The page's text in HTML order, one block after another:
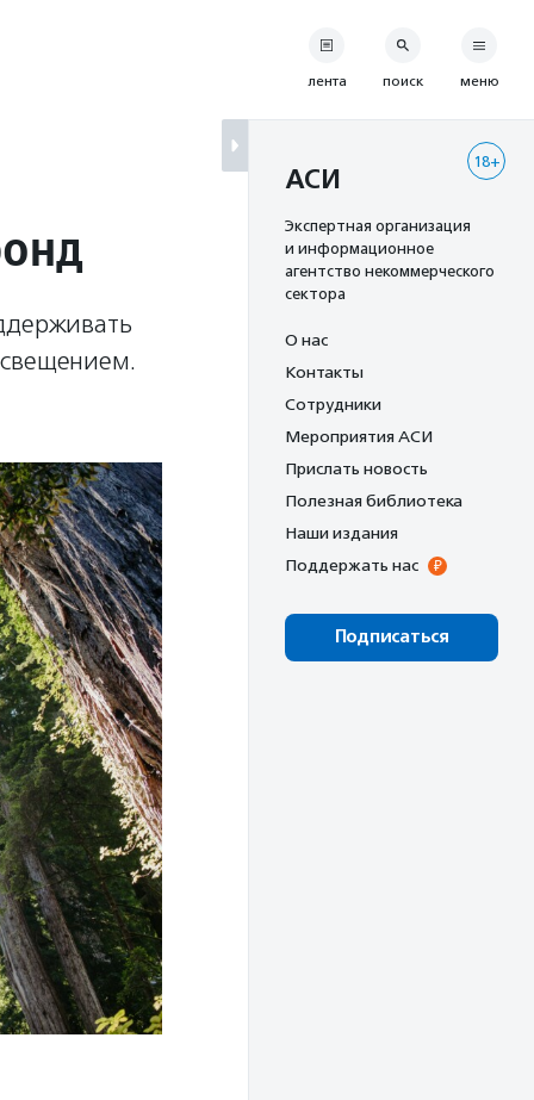
лента поиск меню
18+
АСИ
Экспертная организация
и информационное
агентство некоммерческого
сектора
О нас
Контакты
Сотрудники
Мероприятия АСИ
Прислать новость
Полезная библиотека
Наши издания
Поддержать нас
Подписаться